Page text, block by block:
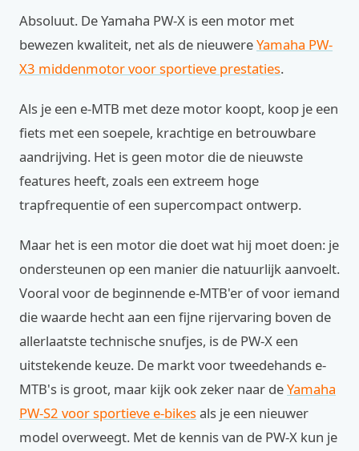
Absoluut. De Yamaha PW-X is een motor met
bewezen kwaliteit, net als de nieuwereYamaha PW-
X3 middenmotor voor sportieve prestaties.
Als je een e-MTB met deze motor koopt, koop je een
fiets met een soepele, krachtige en betrouwbare
aandrijving. Het is geen motor die de nieuwste
features heeft, zoals een extreem hoge
trapfrequentie of een supercompact ontwerp.
Maar het is een motor die doet wat hij moet doen: je
ondersteunen op een manier die natuurlijk aanvoelt.
Vooral voor de beginnende e-MTB'er of voor iemand
die waarde hecht aan een fijne rijervaring boven de
allerlaatste technische snufjes, is de PW-X een
uitstekende keuze. De markt voor tweedehands e-
MTB's is groot, maar kijk ook zeker naar deYamaha
PW-S2 voor sportieve e-bikesals je een nieuwer
model overweegt. Met de kennis van de PW-X kun je